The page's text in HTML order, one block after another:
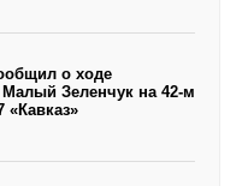
о ходе
Малый Зеленчук на 42-м